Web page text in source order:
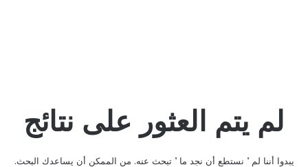
لم يتم العثور على نتائج
يبدوا أننا لم ’ نستطع أن نجد ما ’ تبحث عنه. من الممكن أن يساعدك البحث.